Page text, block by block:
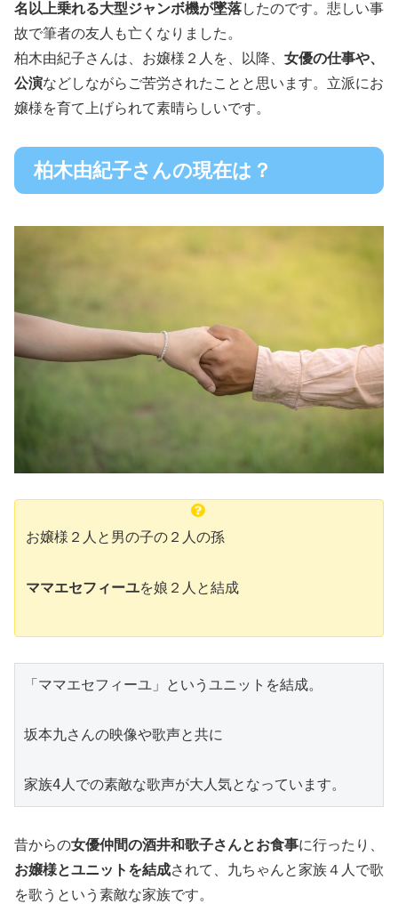
名以上乗れる大型ジャンボ機が墜落したのです。悲しい事
故で筆者の友人も亡くなりました。
柏木由紀子さんは、お嬢様２人を、以降、 女優の仕事や、
公演などしながらご苦労されたことと思います。立派にお
嬢様を育て上げられて素晴らしいです。
柏木由紀子さんの現在は？
お嬢様２人と男の子の２人の孫
ママエセフィーユを娘２人と結成
「ママエセフィーユ」というユニットを結成。
坂本九さんの映像や歌声と共に
家族4人での素敵な歌声が大人気となっています。
昔からの女優仲間の酒井和歌子さんとお食事に行ったり、
お嬢様とユニットを結成されて、九ちゃんと家族４人で歌
を歌うという素敵な家族です。